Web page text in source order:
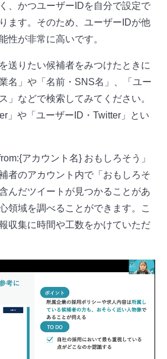
、かつユーザーIDを自分で設定で
ます。そのため、ユーザーIDが他
性が非常に高いです。
送りたい候補者をみつけたときに
名」や「名前・SNS名」、「ユー
」などで検索してみてください。
」や「ユーザーID・Twitter」とい
アカウント名} おもしろそう」
者のアカウント内で「おもしろそ
んだツイートが見つかることがあ
領域を調べることができます。こ
収集に時間や工数をかけていただ